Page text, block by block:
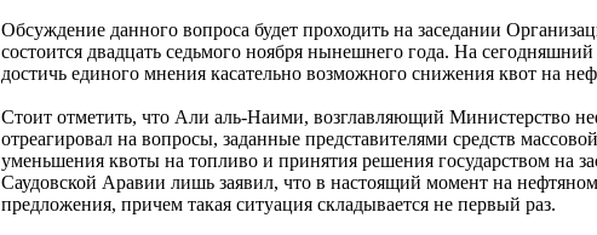
Обсуждение данного вопроса будет проходить на заседании
состоится двадцать седьмого ноября нынешнего года. На
достичь единого мнения касательно возможного снижения квот на
Стоит отметить, что Али аль-Наими, возглавляющий Министерство
отреагировал на вопросы, заданные представителями средств
уменьшения квоты на топливо и принятия решения государством на
Саудовской Аравии лишь заявил, что в настоящий момент на
предложения, причем такая ситуация складывается не первый раз.